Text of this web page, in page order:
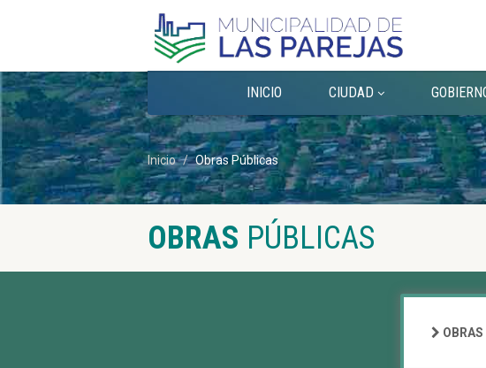
INICIO CIUDAD
Inicio Obras Públicas
OBRAS PÚBLICAS
OBRAS